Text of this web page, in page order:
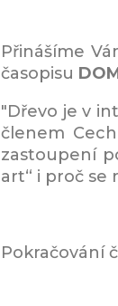
Přinášíme
časopisu
"Dřevo je v
členem
zastoupení
art“ i proč se
Pokračování